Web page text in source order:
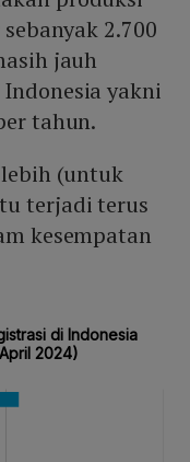
2.700
jauh
yakni
tahun.
(untuk
terjadi terus
kesempatan